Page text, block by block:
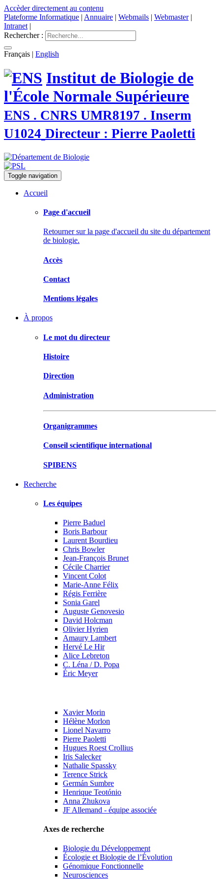
Accèder directement au contenu
Plateforme Informatique | Annuaire | Webmails | Webmaster|
Intranet |
Rechercher :
Français | English
Institut de Biologie de
l'École Normale Supérieure
ENS . CNRS UMR8197 . Inserm
U1024 Directeur : Pierre Paoletti
Toggle navigation
Accueil
Page d'accueil
Retourner sur la page d'accueil du site du département
de biologie.
Accès
Contact
Mentions légales
À propos
Le mot du directeur
Histoire
Direction
Administration
Organigrammes
Conseil scientifique international
SPIBENS
Recherche
Les équipes
Pierre Baduel
Boris Barbour
Laurent Bourdieu
Chris Bowler
Jean-François Brunet
Cécile Charrier
Vincent Colot
Marie-Anne Félix
Régis Ferrière
Sonia Garel
Auguste Genovesio
David Holcman
Olivier Hyrien
Amaury Lambert
Hervé Le Hir
Alice Lebreton
C. Léna / D. Popa
Éric Meyer
Xavier Morin
Hélène Morlon
Lionel Navarro
Pierre Paoletti
Hugues Roest Crollius
Iris Salecker
Nathalie Spassky
Terence Strick
Germán Sumbre
Henrique Teotónio
Anna Zhukova
JF Allemand - équipe associée
Axes de recherche
Biologie du Développement
Écologie et Biologie de l’Évolution
Génomique Fonctionnelle
Neurosciences